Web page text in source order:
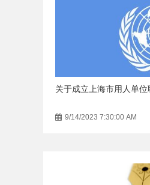
关于成立上海市用人单位
9/14/2023 7:30:00 AM